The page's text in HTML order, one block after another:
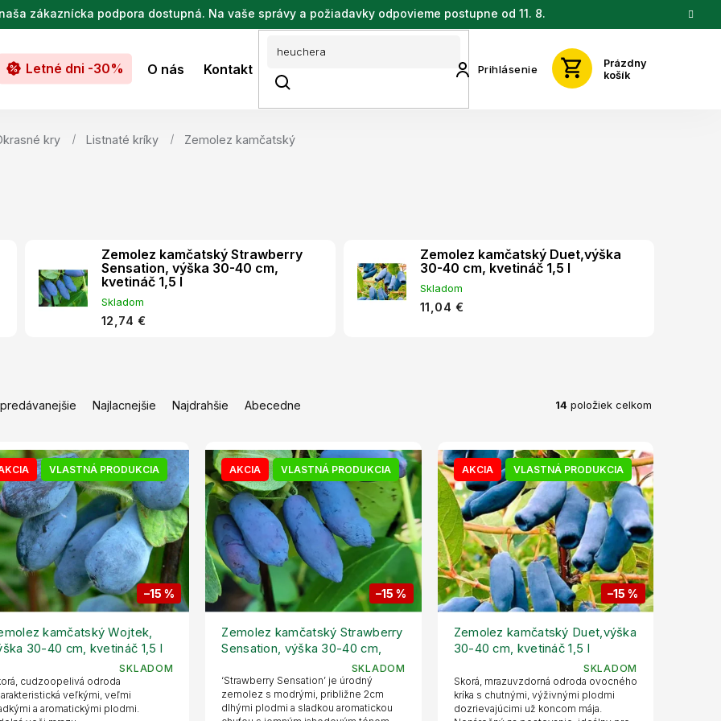
zákaznícka podpora dostupná. Na vaše správy a požiadavky odpovieme postupne od 11. 8.
Prihlásenie
Prázdny
košík
Letné dni -30% O nás Kontakt
kry Listnaté kríky Zemolez kamčatský
Zemolez kamčatský Strawberry
Sensation, výška 30-40 cm,
kvetináč 1,5 l
Skladom
12,74 €
Zemolez kamčatský Duet,výška
30-40 cm, kvetináč 1,5 l
Skladom
11,04 €
Najlacnejšie Najdrahšie Abecedne 14 položiek celkom
VLASTNÁ PRODUKCIA
–15 %
kamčatský Wojtek,
30-40 cm, kvetináč 1,5 l
SKLADOM
cudzoopelivá odroda
veľkými, veľmi
a aromatickými plodmi.
AKCIA VLASTNÁ PRODUKCIA
–15 %
Zemolez kamčatský Strawberry
Sensation, výška 30-40 cm,
SKLADOM
‘Strawberry Sensation’ je úrodný
zemolez s modrými, približne 2cm
dlhými plodmi a sladkou aromatickou
AKCIA VLASTNÁ PRODUKCIA
–15 %
Zemolez kamčatský Duet,výška
30-40 cm, kvetináč 1,5 l
SKLADOM
Skorá, mrazuvzdorná odroda ovocného
kríka s chutnými, výživnými plodmi
dozrievajúcimi už koncom mája.